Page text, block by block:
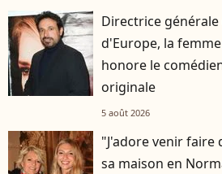
Directrice générale
d'Europe, la
honore le
originale
5 août 2026
"J'adore venir faire
sa maison en